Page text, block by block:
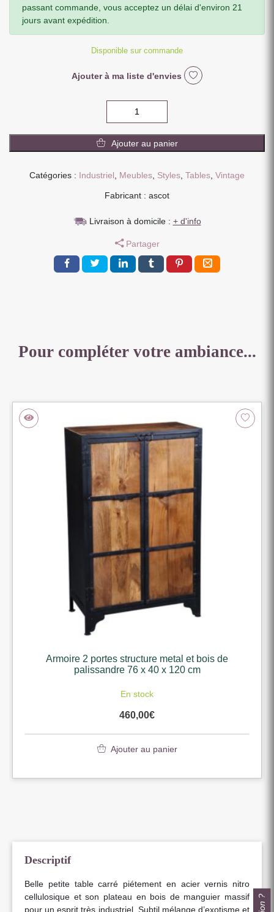
passant commande, vous acceptez un délai d'environ 21
jours avant expédition.
Disponible sur commande
Ajouter à ma liste d'envies
CARRE
ACIER
VERNIS
PLATEAU
DE
MASSIF
100
X
Ajouter au panier
Catégories : Industriel, Meubles, Styles, Tables, Vintage
Fabricant : ascot
Livraison à domicile : + d'info
Partager
Pour compléter votre ambiance...
Armoire 2 portes structure metal et bois de
palissandre 76 x 40 x 120 cm
En stock
460,00€
Ajouter au panier
Descriptif
Belle petite table carré piétement en acier vernis nitro
cellulosique et son plateau en bois de manguier massif
pour un esprit très industriel. Subtil mélange d’exotisme et